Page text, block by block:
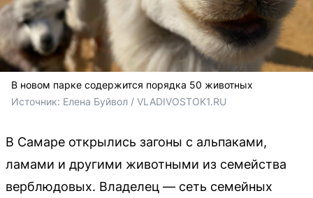
В новом парке содержится порядка 50 животных
Источник: Елена Буйвол / VLADIVOSTOK1.RU
В Самаре открылись загоны с альпаками,
ламами и другими животными из семейства
верблюдовых. Владелец — сеть семейных